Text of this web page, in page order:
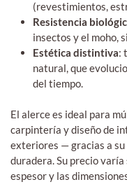
(revestimientos,
Resistencia
insectos y el moho,
Estética distintiva:
natural, que
del tiempo.
El alerce es ideal para
carpintería y diseño de
exteriores — gracias a
duradera. Su precio
espesor y las